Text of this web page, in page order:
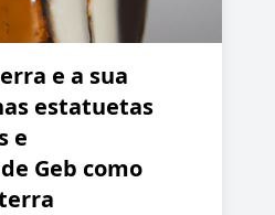
e a sua
estatuetas
e
Geb como